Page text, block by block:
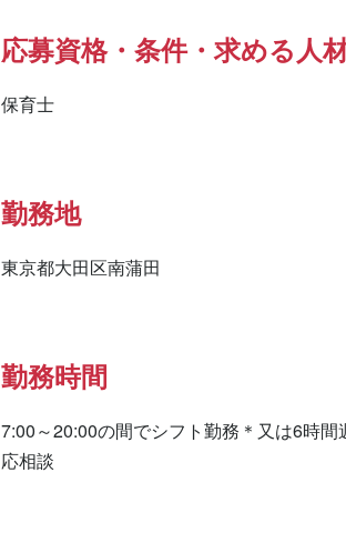
応募資格・条件・求める人
保育士
勤務地
東京都大田区南蒲田
勤務時間
7:00～20:00の間でシフト勤務＊又は6時